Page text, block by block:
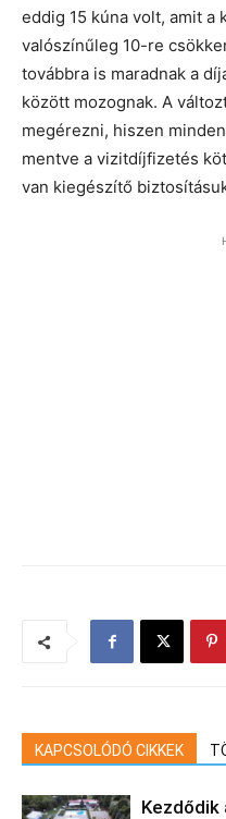
eddig 15 kúna volt, amit a
valószínűleg 10-re
továbbra is maradnak a
között mozognak. A
megérezni, hiszen
mentve a vizitdíjfizetés
van kiegészítő
KAPCSOLÓDÓ CIKKEK
Kezdődik